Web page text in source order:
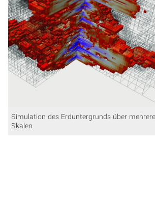
Simulation des Erduntergrunds über mehrere
Skalen.